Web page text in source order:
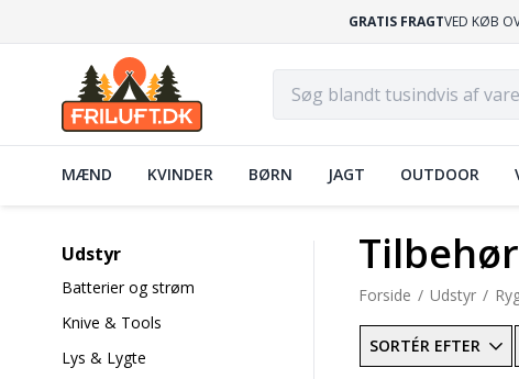
GRATIS FRAGTVED KØB
MÆND KVINDER BØRN JAGT OUTDOOR
Udstyr
Batterier og strøm
Knive & Tools
Lys & Lygte
Forside Udstyr
SORTÉR EFTER